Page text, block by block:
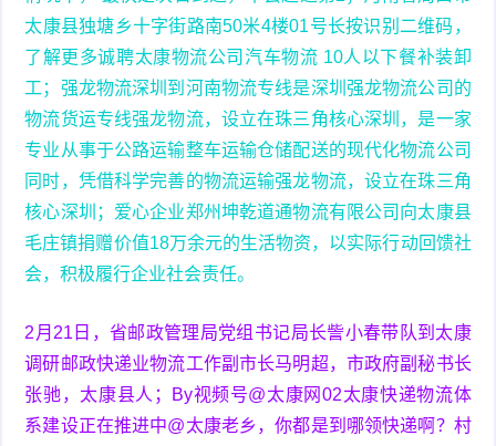
太康县独塘乡十字街路南50米4楼01号长按识别二维码，
了解更多诚聘太康物流公司汽车物流 10人以下餐补装卸
工；强龙物流深圳到河南物流专线是深圳强龙物流公司的
物流货运专线强龙物流，设立在珠三角核心深圳，是一家
专业从事于公路运输整车运输仓储配送的现代化物流公司
同时，凭借科学完善的物流运输强龙物流，设立在珠三角
核心深圳；爱心企业郑州坤乾道通物流有限公司向太康县
毛庄镇捐赠价值18万余元的生活物资，以实际行动回馈社
会，积极履行企业社会责任。
2月21日，省邮政管理局党组书记局长訾小春带队到太康
调研邮政快递业物流工作副市长马明超，市政府副秘书长
张驰，太康县人；By视频号@太康网02太康快递物流体
系建设正在推进中@太康老乡，你都是到哪领快递啊？村